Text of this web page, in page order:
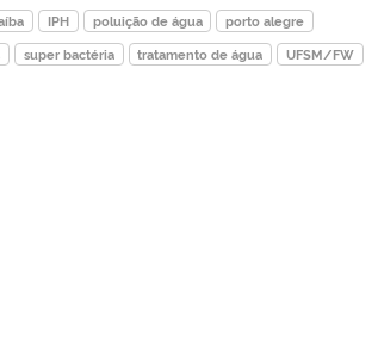
IPH poluição de água
porto alegre
super bactéria tratamento de água
UFSM/FW